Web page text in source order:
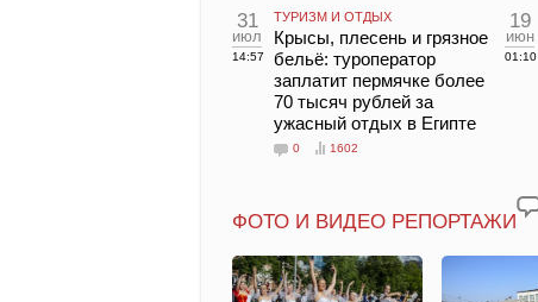
31
июл
14:57
ТУРИЗМ И ОТДЫХ
Крысы, плесень и грязное
бельё: туроператор
заплатит пермячке более
70 тысяч рублей за
ужасный отдых в Египте
0 1602
19
июн
01:10
ФОТО И ВИДЕО РЕПОРТАЖИ